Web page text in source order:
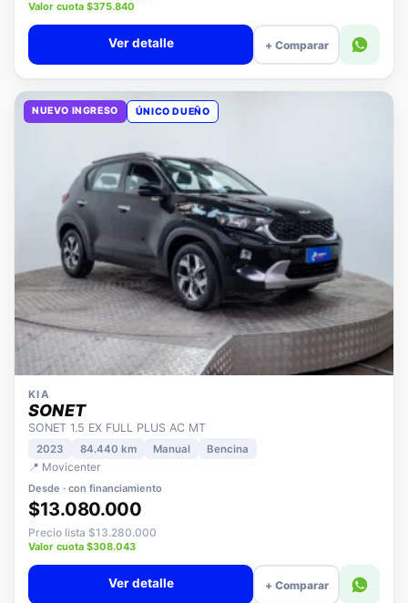
$17.380.000
−20%
Valor cuota $375.840
+ Comparar
NUEVO INGRESO
KIA
SONET
SONET 1.5 EX FULL PLUS AC MT
2023 84.440 km
📍 Movicenter
Desde · con financiamiento
$13.080.000
Precio lista $13.280.000
Valor cuota $308.043